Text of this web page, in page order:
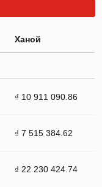
Ханой
₫ 10 911 090.86
₫ 7 515 384.62
₫ 22 230 424.74